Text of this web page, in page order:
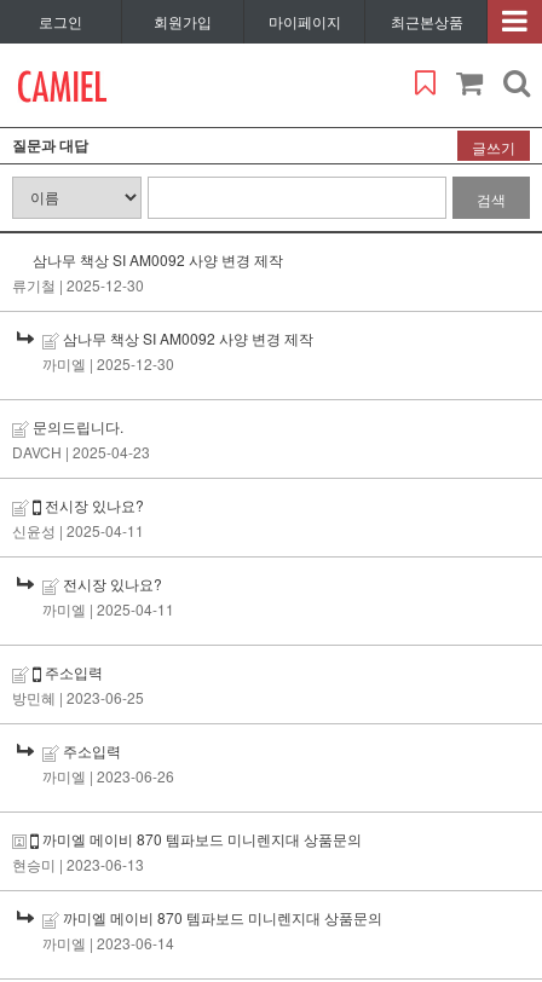
로그인 회원가입 마이페이지 최근본상품
질문과 대답 글쓰기
검색
삼나무 책상 SI AM0092 사양 변경 제작
류기철 | 2025-12-30
삼나무 책상 SI AM0092 사양 변경 제작
까미엘 | 2025-12-30
문의드립니다.
DAVCH | 2025-04-23
전시장 있나요?
신윤성 | 2025-04-11
전시장 있나요?
까미엘 | 2025-04-11
주소입력
방민혜 | 2023-06-25
주소입력
까미엘 | 2023-06-26
까미엘 메이비 870 템파보드 미니렌지대 상품문의
현승미 | 2023-06-13
까미엘 메이비 870 템파보드 미니렌지대 상품문의
까미엘 | 2023-06-14